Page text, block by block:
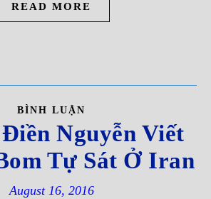
READ MORE
BÌNH LUẬN
Ðiền Nguyễn Viết
Tự Sát Ở Iran
August 16, 2016